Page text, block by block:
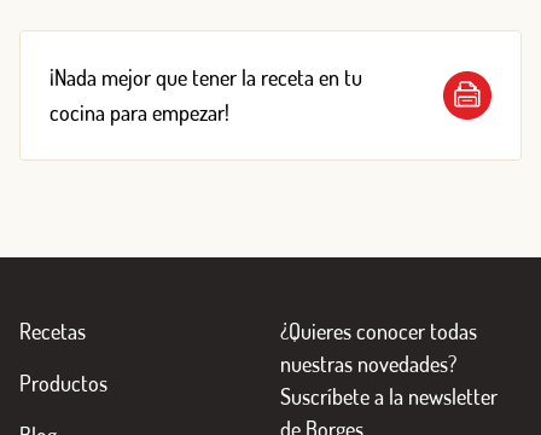
¡Nada mejor que tener la receta en tu
cocina para empezar!
Recetas
Productos
¿Quieres conocer todas
nuestras novedades?
Suscríbete a la newsletter
de Borges